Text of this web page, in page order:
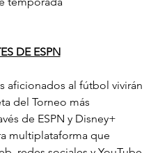
DE ESPN
aficionados al fútbol vivirán
del Torneo más
de ESPN y Disney+
multiplataforma que